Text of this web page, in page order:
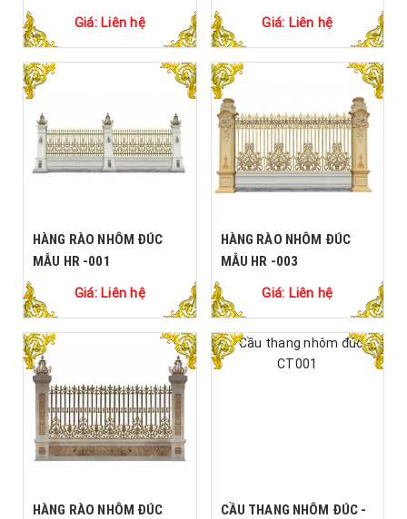
Giá: Liên hệ
Giá: Liên hệ
HÀNG RÀO NHÔM ĐÚC
MẪU HR -001
Giá: Liên hệ
HÀNG RÀO NHÔM ĐÚC
MẪU HR -003
Giá: Liên hệ
HÀNG RÀO NHÔM ĐÚC CẦU THANG NHÔM ĐÚC -